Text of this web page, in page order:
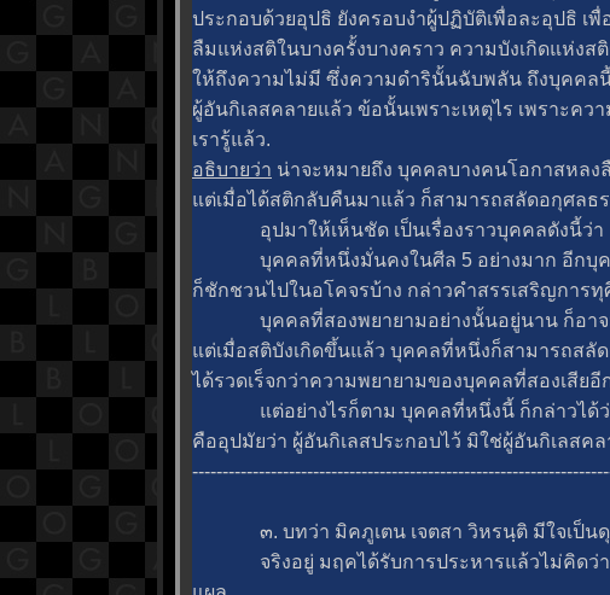
ประกอบด้วยอุปธิ ยังครอบงำผู้ปฏิบัติเพื่อละอุปธิ เ
ลืมแห่งสติในบางครั้งบางคราว ความบังเกิดแห่งส
ห้ถึงความไม่มี ซึ่งความดำรินั้นฉับพลัน ถึงบุคคลนี้
ผู้อันกิเลสคลายแล้ว ข้อนั้นเพราะเหตุไร เพราะค
เรารู้แล้ว.
อธิบายว่า น่าจะหมายถึง บุคคลบางคนโอกาสหล
ต่เมื่อได้สติกลับคืนมาแล้ว ก็สามารถสลัดอกุศลธร
อุปมาให้เห็นชัด เป็นเรื่องราวบุคคลดังนี้ว่า
บุคคลที่หนึ่งมั่นคงในศีล 5 อย่างมาก อีกบุคค
ก็ชักชวนไปในอโคจรบ้าง กล่าวคำสรรเสริญการทุ
บุคคลที่สองพยายามอย่างนั้นอยู่นาน ก็อาจมี
ต่เมื่อสติบังเกิดขึ้นแล้ว บุคคลที่หนึ่งก็สามารถสลั
ได้รวดเร็จกว่าความพยายามของบุคคลที่สองเสียอี
ต่อย่างไรก็ตาม บุคคลที่หนึ่งนี้ ก็กล่าวได้ว่า
คืออุปมัยว่า ผู้อันกิเลสประกอบไว้ มิใช่ผู้อันกิเลสคล
๓. บทว่า มิคภูเตน เจตสา วิหรนฺติ มีใจเป็นดุจ
จริงอยู่ มฤคได้รับการประหารแล้วไม่คิดว่า เ